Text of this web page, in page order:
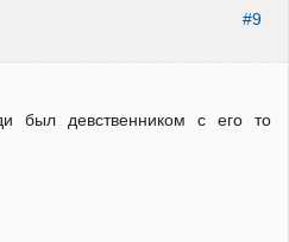
#9
был девственником с его то